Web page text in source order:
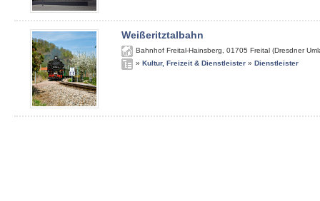
Weißeritztalbahn
Bahnhof Freital-Hainsberg 01705 Freital (Dresdner
» Kultur, Freizeit & Dienstleister » Dienstleister